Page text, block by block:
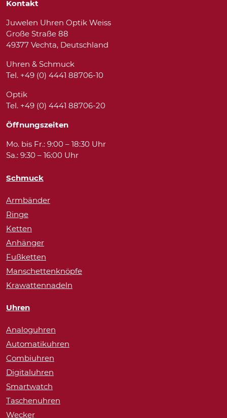
Kontakt
Juwelen Uhren Optik Weiss
Große Straße 88
49377 Vechta, Deutschland
Uhren & Schmuck
Tel. +49 (0) 4441 88706-10
Optik
Tel. +49 (0) 4441 88706-20
Öffnungszeiten
Mo. bis Fr.: 9:00 – 18:30 Uhr
Sa.: 9:30 – 16:00 Uhr
Schmuck
Armbänder
Ringe
Ketten
Anhänger
Fußketten
Manschettenknöpfe
Krawattennadeln
Uhren
Analoguhren
Automatikuhren
Combiuhren
Digitaluhren
Smartwatch
Taschenuhren
Wecker